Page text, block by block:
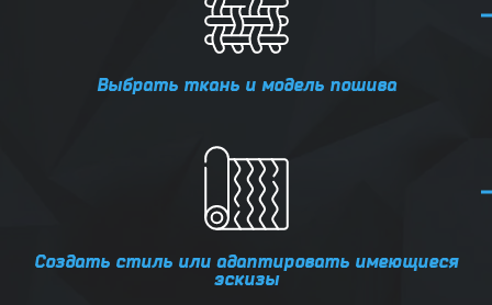
Выбрать ткань и модель пошива
Создать стиль или адаптировать имеющиеся
эскизы